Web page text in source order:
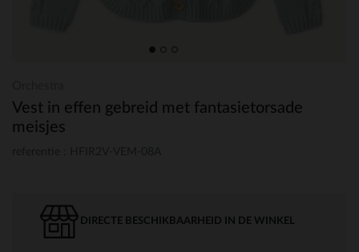
Vest in effen gebreid met fantasietorsade
meisjes
DIRECTE BESCHIKBAARHEID IN DE WINKEL